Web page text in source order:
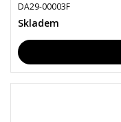
DA29-00003F
Skladem